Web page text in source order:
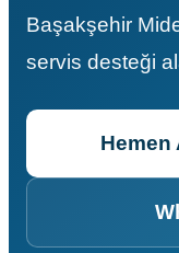
Başakşehir
servis desteği
Hemen